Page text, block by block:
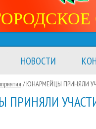
НОВОСТИ
/ЮНАРМЕЙЦЫ ПРИНЯЛИ